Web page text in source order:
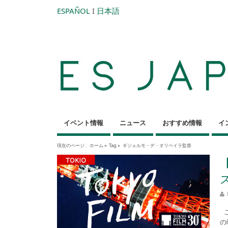
ESPAÑOL I 日本語
イベント情報 ニュース おすすめ情報 イ
現在のページ : ホーム » Tag » ギジェルモ・デ・オリベイラ監督